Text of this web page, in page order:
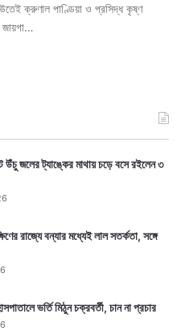
ক্রুণাল পাণ্ডিয়া ও প্রসিদ্ধ কৃষ্ণ
জায়গা…
উঁচু জলের ট্যাঙ্কের মাথায় চড়ে বসে রইলেন ৩
রাজ্যে বন্যার মধ্যেই লাল সতর্কতা, সঙ্গে
ভর্তি মিঠুন চক্রবর্তী, চান না প্রচার